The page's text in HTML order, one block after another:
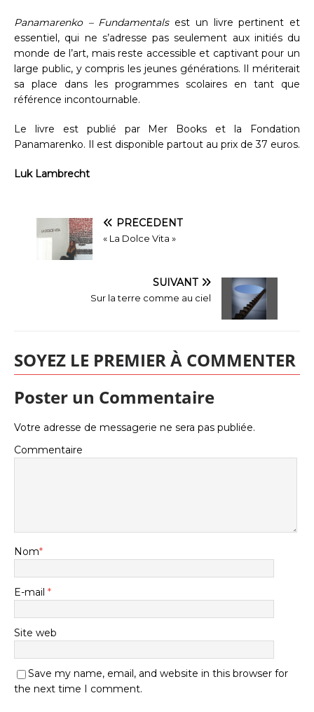
Panamarenko – Fundamentalsest un livre pertinent et
essentiel, qui ne s’adresse pas seulement aux initiés du
monde de l’art, mais reste accessible et captivant pour un
large public, y compris les jeunes générations. Il mériterait
sa place dans les programmes scolaires en tant que
référence incontournable.
Le livre est publié par Mer Books et la Fondation
Panamarenko. Il est disponible partout au prix de 37 euros.
Luk Lambrecht
PRÉCÉDENT
« La Dolce Vita »
SUIVANT
Sur la terre comme au ciel
SOYEZ LE PREMIER À COMMENTER
Poster un Commentaire
Votre adresse de messagerie ne sera pas publiée.
Commentaire
Nom*
E-mail *
Site web
Save my name, email, and website in this browser for
the next time I comment.